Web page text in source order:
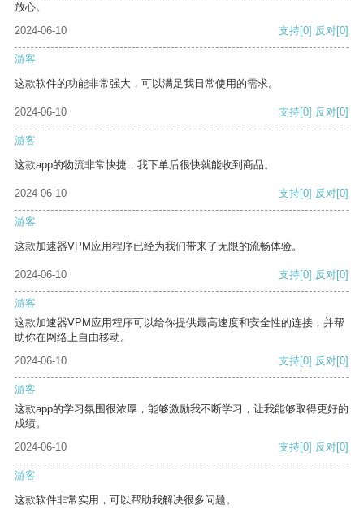
放心。
2024-06-10
支持[0] 反对[0]
游客
这款软件的功能非常强大，可以满足我日常使用的需求。
2024-06-10 支持[0] 反对[0]
游客
这款app的物流非常快捷，我下单后很快就能收到商品。
2024-06-10 支持[0] 反对[0]
游客
这款加速器VPM应用程序已经为我们带来了无限的流畅体验。
2024-06-10 支持[0] 反对[0]
游客
这款加速器VPM应用程序可以给你提供最高速度和安全性的连接，并帮
助你在网络上自由移动。
2024-06-10
支持[0] 反对[0]
游客
这款app的学习氛围很浓厚，能够激励我不断学习，让我能够取得更好的
成绩。
2024-06-10
支持[0] 反对[0]
游客
这款软件非常实用，可以帮助我解决很多问题。